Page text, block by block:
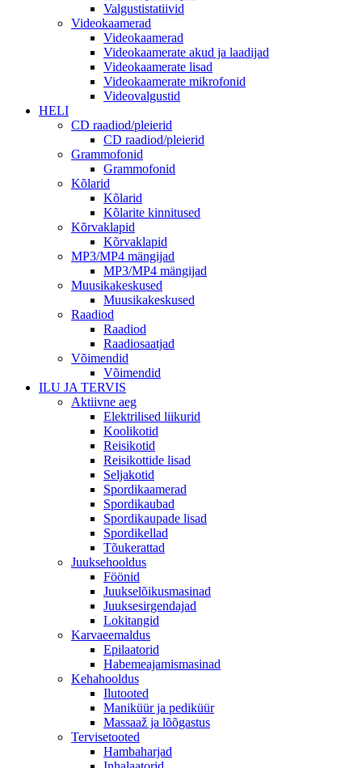
Valgustistatiivid
Videokaamerad
Videokaamerad
Videokaamerate akud ja laadijad
Videokaamerate lisad
Videokaamerate mikrofonid
Videovalgustid
HELI
CD raadiod/pleierid
CD raadiod/pleierid
Grammofonid
Grammofonid
Kõlarid
Kõlarid
Kõlarite kinnitused
Kõrvaklapid
Kõrvaklapid
MP3/MP4 mängijad
MP3/MP4 mängijad
Muusikakeskused
Muusikakeskused
Raadiod
Raadiod
Raadiosaatjad
Võimendid
Võimendid
ILU JA TERVIS
Aktiivne aeg
Elektrilised liikurid
Koolikotid
Reisikotid
Reisikottide lisad
Seljakotid
Spordikaamerad
Spordikaubad
Spordikaupade lisad
Spordikellad
Tõukerattad
Juuksehooldus
Föönid
Juukselõikusmasinad
Juuksesirgendajad
Lokitangid
Karvaeemaldus
Epilaatorid
Habemeajamismasinad
Kehahooldus
Ilutooted
Maniküür ja pediküür
Massaaž ja lõõgastus
Tervisetooted
Hambaharjad